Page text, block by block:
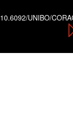
10.6092/UNIBO/